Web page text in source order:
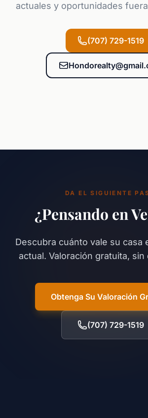
actuales y oportunidades
(707) 729-1519
DA EL SIGUIENTE
¿Pensando en
Descubra cuánto vale su casa
actual. Valoración gratuita,
Obtenga Su Valoración
(707) 729-1519